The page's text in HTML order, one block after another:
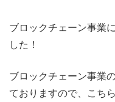
ブロックチェーン事業
した！
ブロックチェーン事業
ておりますので、こち